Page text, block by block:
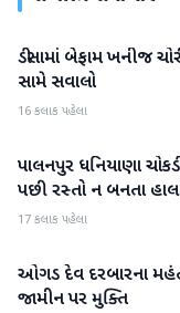
બનાસકાંઠા
ડીસામાં બેફામ ખનીજ
સામે સવાલો
16 કલાક પહેલા
બનાસકાંઠા
પાલનપુર ધનિયાણા
પછી રસ્તો ન બનતા
17 કલાક પહેલા
બનાસકાંઠા
ઓગડ દેવ દરબારના
જામીન પર મુક્તિ